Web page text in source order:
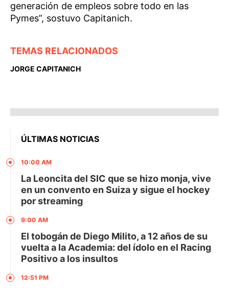
generación de empleos sobre todo en las
Pymes”, sostuvo Capitanich.
TEMAS RELACIONADOS
JORGE CAPITANICH
ÚLTIMAS NOTICIAS
10:00 AM
La Leoncita del SIC que se hizo monja, vive
en un convento en Suiza y sigue el hockey
por streaming
9:00 AM
El tobogán de Diego Milito, a 12 años de su
vuelta a la Academia: del ídolo en el Racing
Positivo a los insultos
12:51 PM